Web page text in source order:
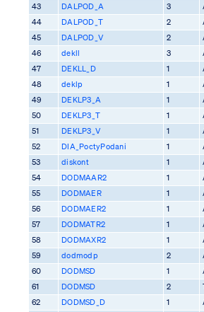
43
DALPOD_A 3
44
DALPOD_T 2
45
DALPOD_V 2
46
dekll 3
47
DEKLL_D 1
48
deklp 1
49
DEKLP3_A 1
50
DEKLP3_T 1
51
DEKLP3_V 1
52
DIA_PoctyPodani 1
53
diskont 1
54
DODMAAR2 1
55
DODMAER 1
56
DODMAER2 1
57
DODMATR2 1
58
DODMAXR2 1
59
dodmodp 2
60
DODMSD 1
61
DODMSD 2
62
DODMSD_D 1